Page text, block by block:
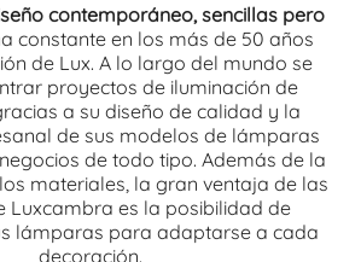
contemporáneo, sencillas pero
constante en los más de 50 años
de Lux. A lo largo del mundo se
proyectos de iluminación de
a su diseño de calidad y la
de sus modelos de lámparas
de todo tipo. Además de la
materiales, la gran ventaja de las
Luxcambra es la posibilidad de
lámparas para adaptarse a cada
decoración.